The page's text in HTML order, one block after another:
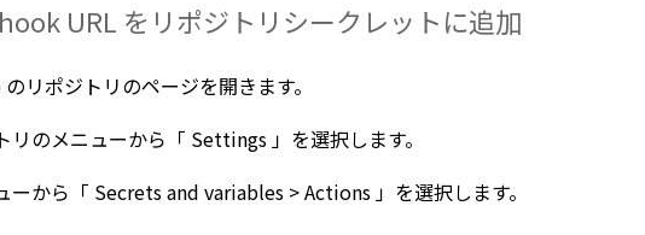
URL をリポジトリシークレットに追加
リポジトリのページを開きます。
リのメニューから「 Settings 」を選択します。
ーから「 Secrets and variables > Actions 」を選択します。